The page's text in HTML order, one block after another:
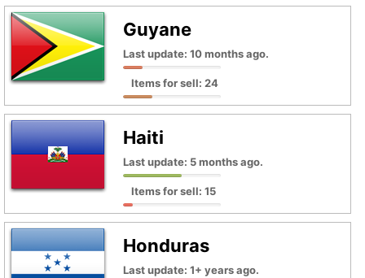
Guyane
Last update: 10 months ago.
Items for sell: 24
Haiti
Last update: 5 months ago.
Items for sell: 15
Honduras
Last update: 1+ years ago.